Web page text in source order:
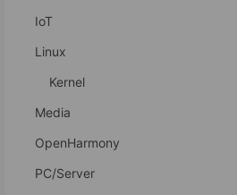
IoT
Linux
Kernel
Media
OpenHarmony
PC/Server